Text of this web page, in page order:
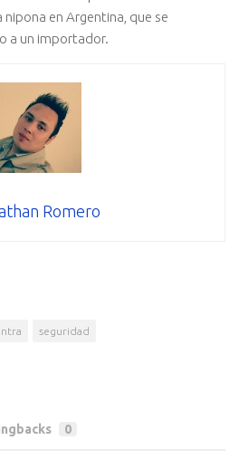
en Argentina, que se
a un importador.
Romero
seguridad
0